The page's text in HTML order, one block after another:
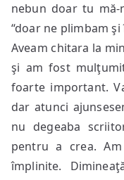
nebun doar tu mă-
“doar ne plimbam
Aveam chitara la
şi am fost
foarte important.
dar atunci
nu degeaba
pentru a crea.
împlinite.